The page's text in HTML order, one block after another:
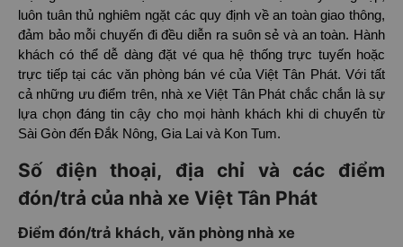
luôn tuân thủ nghiêm ngặt các quy định về an toàn giao thông,
đảm bảo mỗi chuyến đi đều diễn ra suôn sẻ và an toàn. Hành
khách có thể dễ dàng đặt vé qua hệ thống trực tuyến hoặc
trực tiếp tại các văn phòng bán vé của Việt Tân Phát. Với tất
cả những ưu điểm trên, nhà xe Việt Tân Phát chắc chắn là sự
lựa chọn đáng tin cậy cho mọi hành khách khi di chuyển từ
Sài Gòn đến Đắk Nông, Gia Lai và Kon Tum.
Số điện thoại, địa chỉ và các điểm
đón/trả của nhà xe Việt Tân Phát
Điểm đón/trả khách, văn phòng nhà xe